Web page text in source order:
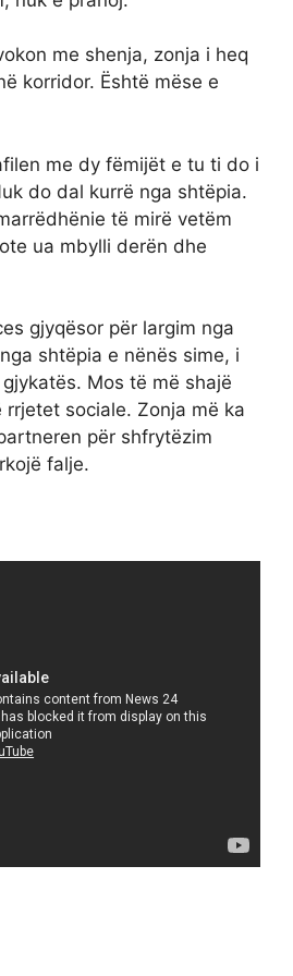
me shenja, zonja i heq
korridor. Është mëse e
me dy fëmijët e tu ti do i
do dal kurrë nga shtëpia.
të mirë vetëm
ua mbylli derën dhe
gjyqësor për largim nga
shtëpia e nënës sime, i
Mos të më shajë
rrjetet sociale. Zonja më ka
për shfrytëzim
falje.